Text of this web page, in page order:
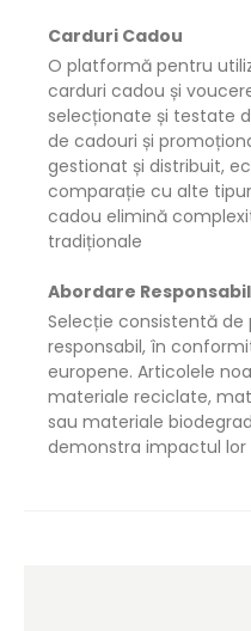
Carduri Cadou
O platformă pentru
carduri cadou și
selecționate și testate
de cadouri și
gestionat și distribuit,
comparație cu alte
cadou elimină
tradiționale
Abordare
Selecție consistentă
responsabil, în
europene. Articolele
materiale reciclate,
sau materiale
demonstra impactul lor